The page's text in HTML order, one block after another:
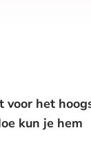
voor het
kun je hem